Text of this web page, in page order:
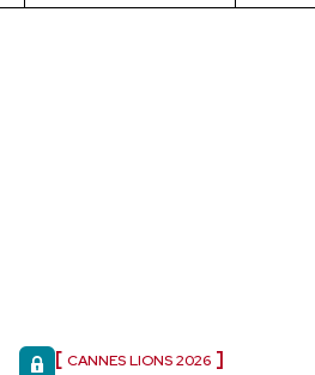
CANNES LIONS 2026